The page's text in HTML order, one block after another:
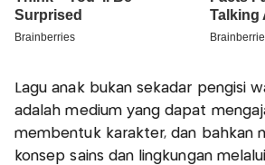
Lagu anak bukan sekadar pengisi
adalah medium yang dapat
membentuk karakter, dan bahkan
konsep sains dan lingkungan